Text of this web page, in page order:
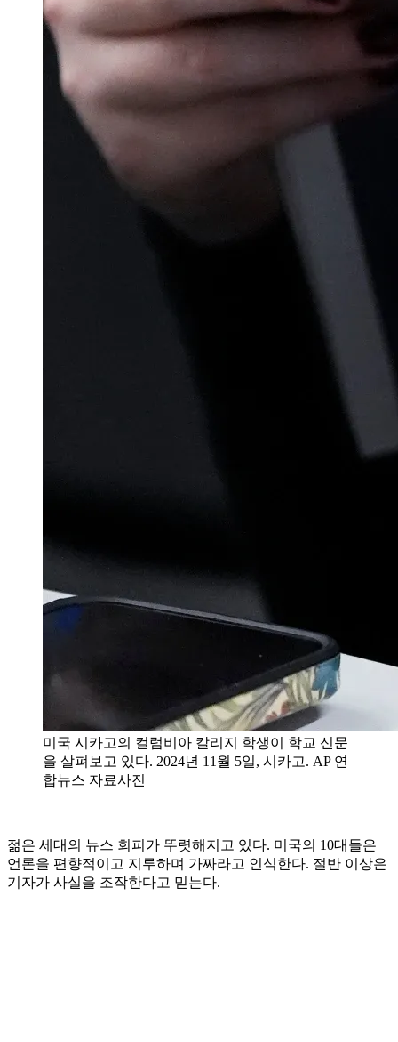
미국 시카고의 컬럼비아 칼리지 학생이 학교 신문
을 살펴보고 있다. 2024년 11월 5일, 시카고. AP 연
합뉴스 자료사진
젊은 세대의 뉴스 회피가 뚜렷해지고 있다. 미국의 10대들은
언론을 편향적이고 지루하며 가짜라고 인식한다. 절반 이상은
기자가 사실을 조작한다고 믿는다.